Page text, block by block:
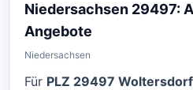
Niedersachsen 29497:
Angebote
Niedersachsen
Für PLZ 29497